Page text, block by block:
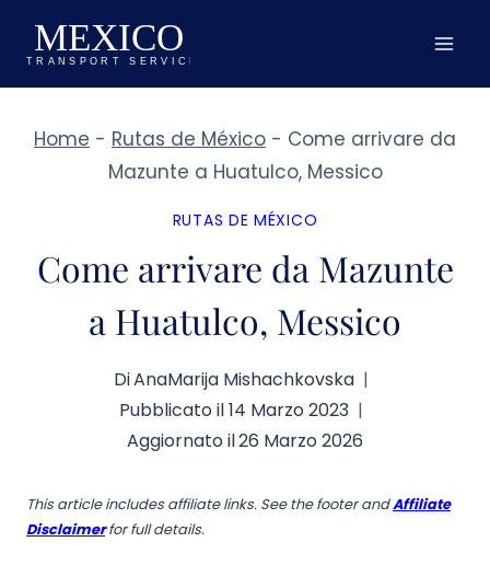
Salta
contenuto
Home - Rutas de México - Come arrivare da
Mazunte a Huatulco, Messico
RUTAS DE MÉXICO
Come arrivare da Mazunte
a Huatulco, Messico
DiAnaMarija Mishachkovska
Pubblicato il14 Marzo 2023
Aggiornato il26 Marzo 2026
This article includes affiliate links. See the footer andAffiliate
Disclaimerfor full details.